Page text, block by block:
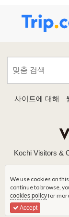
사이트에 대해
Kochi Visitors &
We use cookies on
continue to browse,
cookies policyfor
Accept